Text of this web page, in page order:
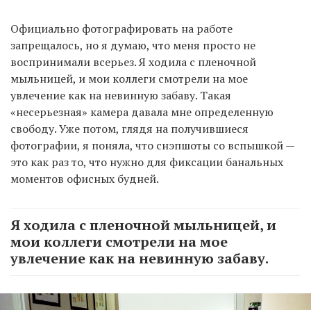
Официально фотографировать на работе
запрещалось, но я думаю, что меня просто не
воспринимали всерьез. Я ходила с пленочной
мыльницей, и мои коллеги смотрели на мое
увлечение как на невинную забаву. Такая
«несерьезная» камера давала мне определенную
свободу. Уже потом, глядя на получившиеся
фотографии, я поняла, что снэпшоты со вспышкой —
это как раз то, что нужно для фиксации банальных
моментов офисных будней.
Я ходила с пленочной мыльницей, и
мои коллеги смотрели на мое
увлечение как на невинную забаву.